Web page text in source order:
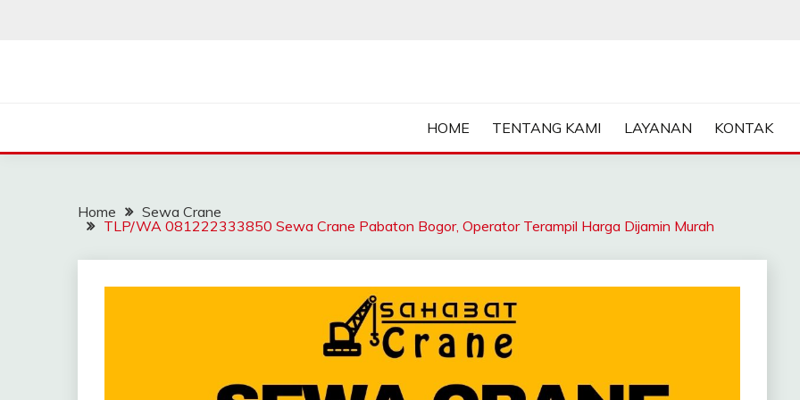
HOME TENTANG KAMI LAYANAN KONTAK
Home
Sewa Crane
TLP/WA 081222333850 Sewa Crane Pabaton Bogor, Operator Terampil Harga Dijamin Murah